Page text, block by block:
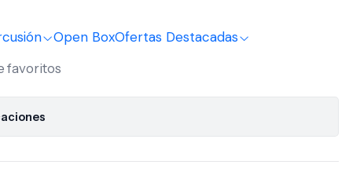
Open BoxOfertas Destacadas
favoritos